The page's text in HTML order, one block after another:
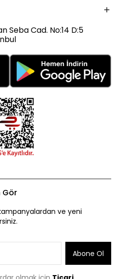
Seba Cad. No:14 D:5
Gör
ve yeni
Abone Ol